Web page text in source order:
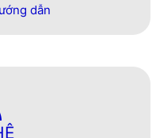
dẫn